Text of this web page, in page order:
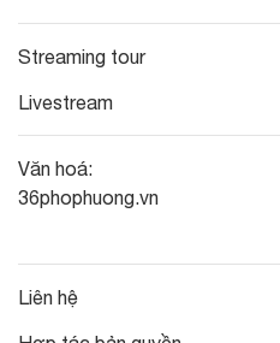
Streaming tour
Livestream
Văn hoá:
36phophuong.vn
Liên hệ